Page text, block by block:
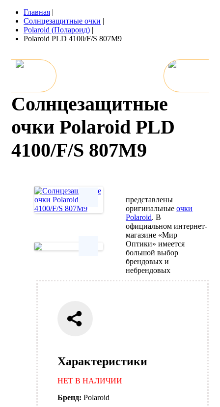
Главная |
Солнцезащитные очки |
Polaroid (Полароид) |
Polaroid PLD 4100/F/S 807M9
Солнцезащитные
очки Polaroid PLD
4100/F/S 807M9
Характеристики
НЕТ В НАЛИЧИИ
Бренд: Polaroid
представлены
оригинальныеочки
Polaroid. В
официальном интернет-
магазине «Мир
Оптики» имеется
большой выбор
брендовых и
небрендовых